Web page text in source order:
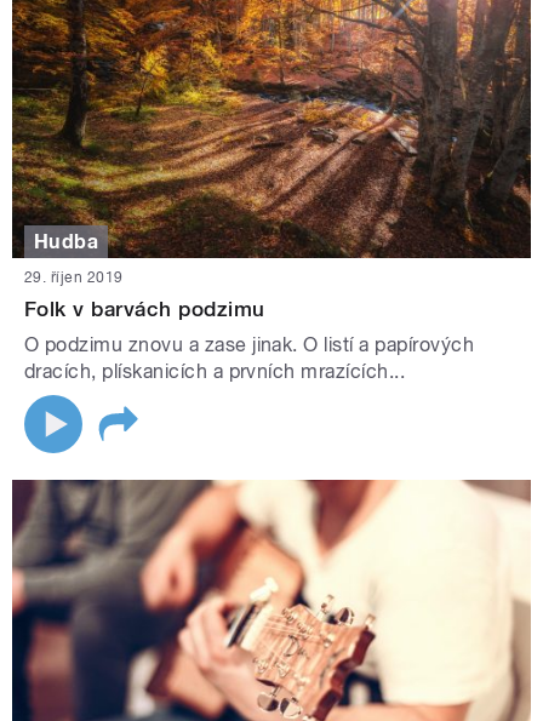
Hudba
29. říjen 2019
Folk v barvách podzimu
O podzimu znovu a zase jinak. O listí a papírových
dracích, plískanicích a prvních mrazících...